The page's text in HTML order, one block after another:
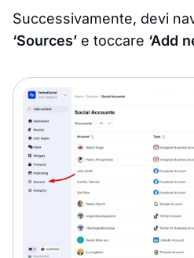
Successivamente, devi
‘Sources’ e toccare ‘Add